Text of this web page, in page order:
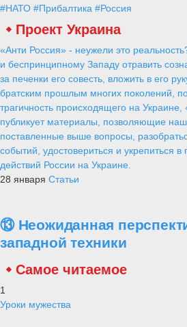
#НАТО #Прибалтика #Россия
Проект Украина
«Анти Россия» - неужели это
и беспринципному Западу отравить
за печенки его совесть, вложить в его
братским прошлым многих поколений,
трагичность происходящего на
публикует материалы, позволяющие
поставленные выше вопросы,
событий, удостовериться и укрепиться
действий России на Украине.
28 января Статьи
⑬ Неожиданная
западной техники
Самое читаемое
1
Уроки мужества